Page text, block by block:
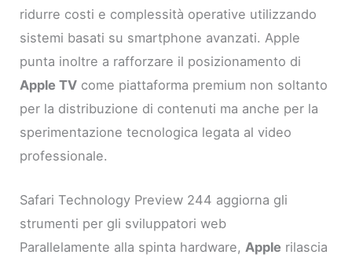
ridurre costi e complessità operative utilizzando
sistemi basati su smartphone avanzati. Apple
punta inoltre a rafforzare il posizionamento di
Apple TV come piattaforma premium non soltanto
per la distribuzione di contenuti ma anche per la
sperimentazione tecnologica legata al video
professionale.
Safari Technology Preview 244 aggiorna gli
strumenti per gli sviluppatori web
Parallelamente alla spinta hardware,Apple rilascia